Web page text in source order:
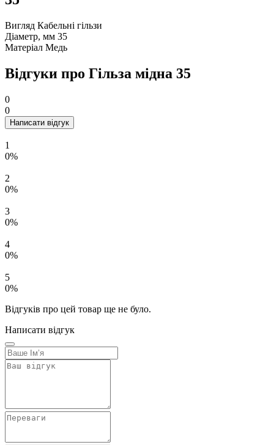
Вигляд Кабельні гільзи
Діаметр, мм 35
Матеріал Медь
Відгуки про Гільза мідна 35
0
0
Написати відгук
1
0%
2
0%
3
0%
4
0%
5
0%
Відгуків про цей товар ще не було.
Написати відгук